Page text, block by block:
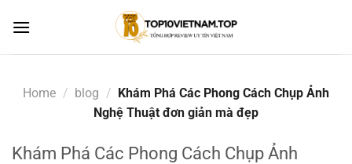
Home / blog / Khám Phá Các Phong Cách Chụp Ảnh
Nghệ Thuật đơn giản mà đẹp
Khám Phá Các Phong Cách Chụp Ảnh